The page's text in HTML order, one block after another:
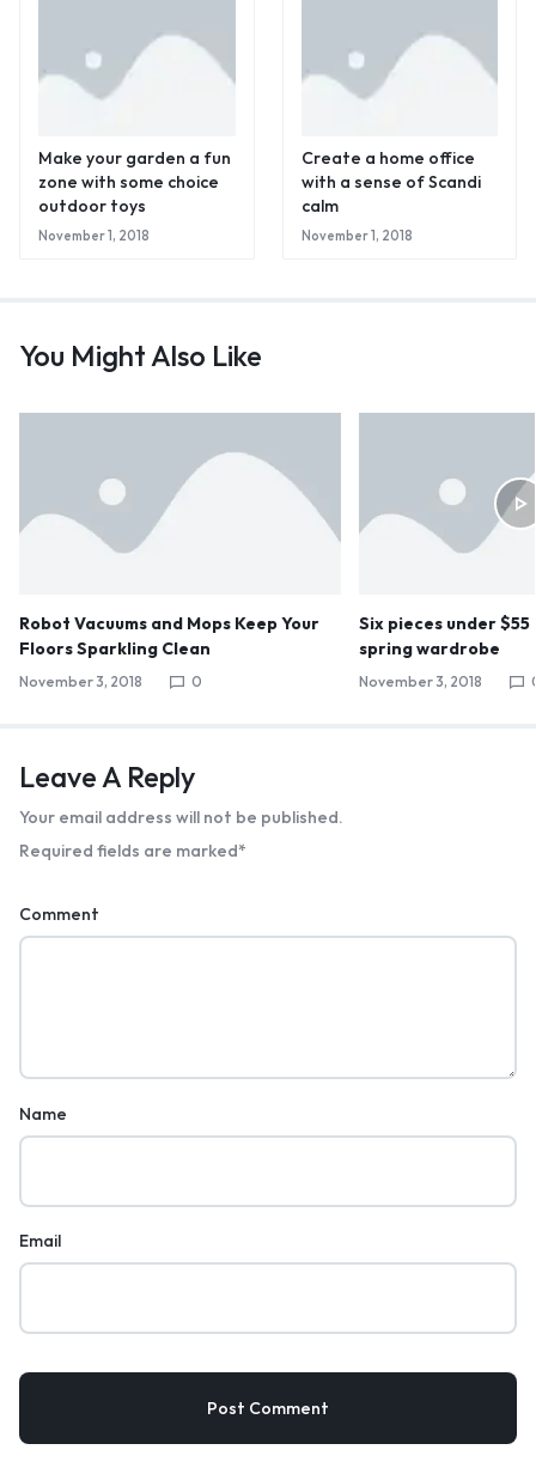
Make your garden a fun
zone with some choice
outdoor toys
November 1, 2018
Create a home office
with a sense of Scandi
calm
November 1, 2018
You Might Also Like
Robot Vacuums and Mops Keep Your
Floors Sparkling Clean
November 3, 2018 0
Six pieces under
spring wardrobe
November 3, 2018
Leave A Reply
Your email address will not be published.
Required fields are marked*
Comment
Name
Email